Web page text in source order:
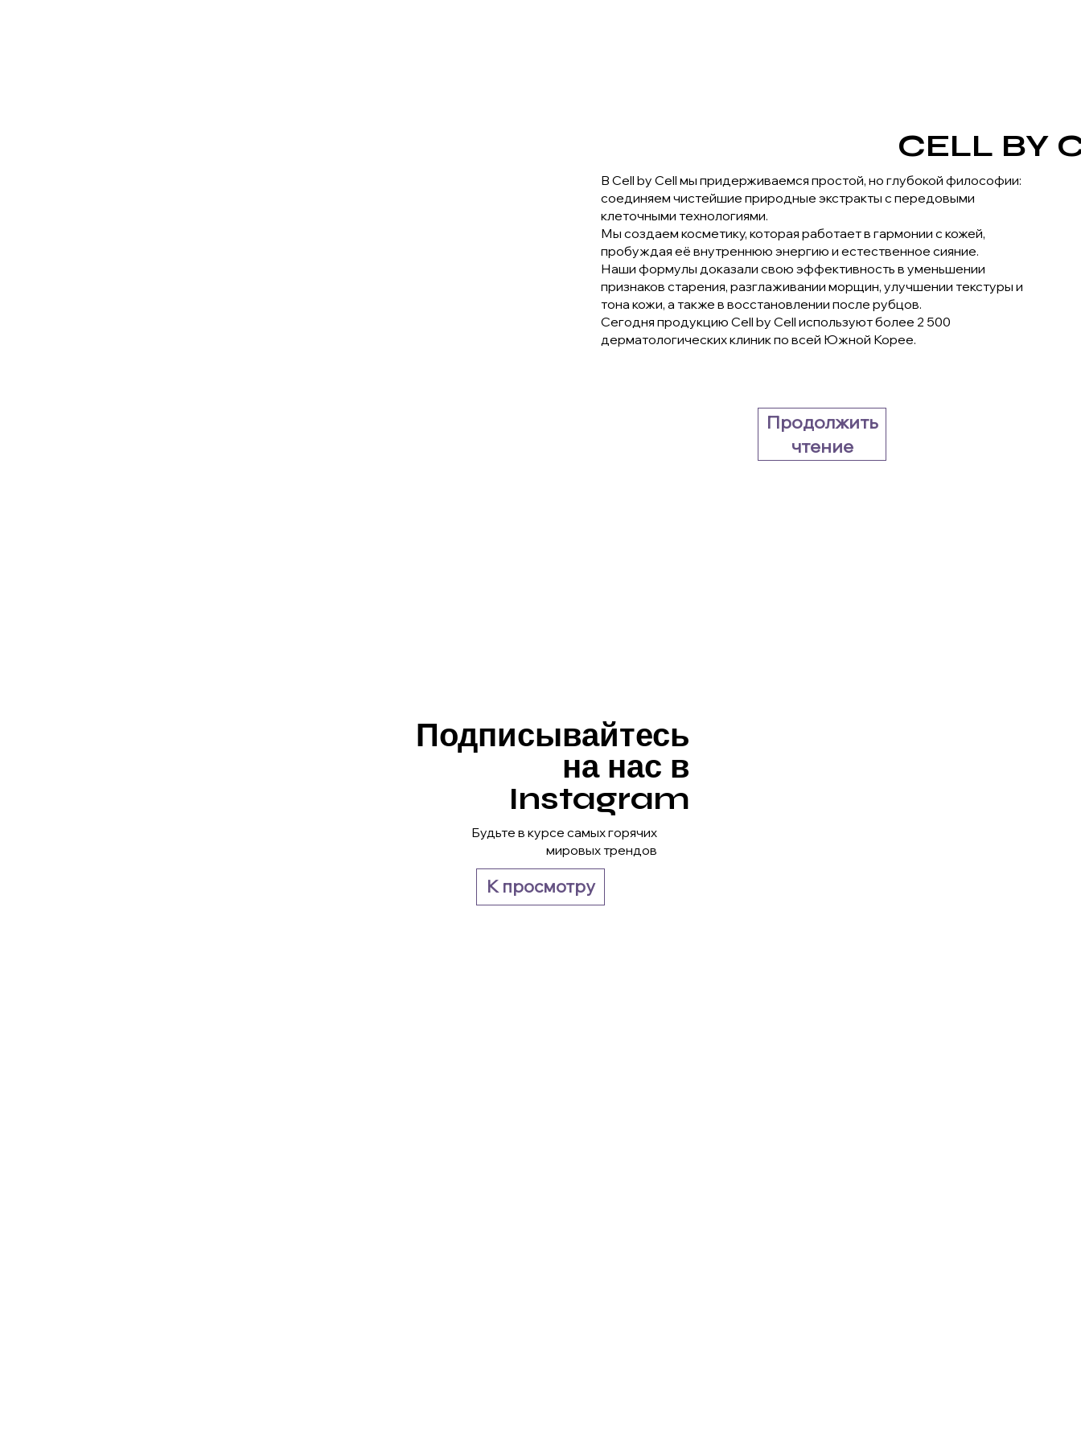
CELL BY
В Cell by Cell мы придерживаемся простой, но глубокой философии:
соединяем чистейшие природные экстракты с передовыми
клеточными технологиями.
Мы создаем косметику, которая работает в гармонии с кожей,
пробуждая её внутреннюю энергию и естественное сияние.
Наши формулы доказали свою эффективность в уменьшении
признаков старения, разглаживании морщин, улучшении текстуры и
тона кожи, а также в восстановлении после рубцов.
Сегодня продукцию Cell by Cell используют более 2 500
дерматологических клиник по всей Южной Корее.
Продолжить
чтение
Подписывайтесь
на нас в
Instagram
Будьте в курсе самых горячих
мировых трендов
К просмотру